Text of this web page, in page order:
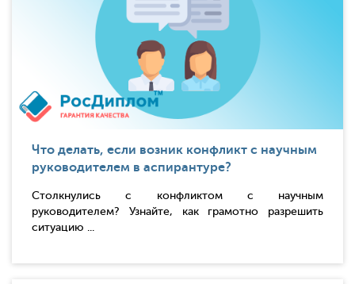
Что делать, если возник конфликт с научным
руководителем в аспирантуре?
Столкнулись с конфликтом с научным
руководителем? Узнайте, как грамотно разрешить
ситуацию ...